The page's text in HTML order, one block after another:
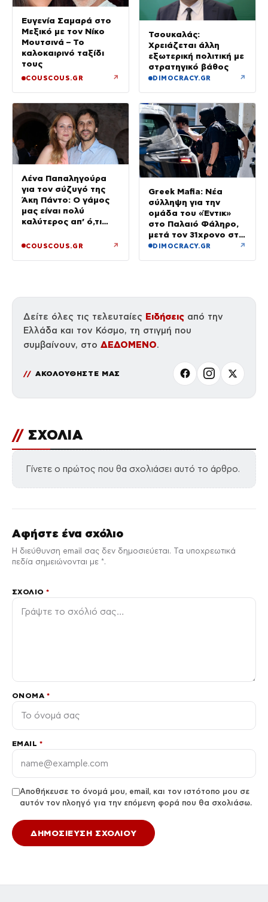
Ευγενία Σαμαρά στο
Μεξικό με τον Νίκο
Μουτσινά – Το
καλοκαιρινό ταξίδι
τους
COUSCOUS.GR ↗
Τσουκαλάς:
Χρειάζεται άλλη
εξωτερική πολιτική με
στρατηγικό βάθος
DIMOCRACY.GR ↗
Λένα Παπαληγούρα
για τον σύζυγό της
Άκη Πάντο: Ο γάμος
μας είναι πολύ
καλύτερος απ’ ό,τι
COUSCOUS.GR ↗
Greek Mafia: Νέα
σύλληψη για την
ομάδα του «Έντικ»
στο Παλαιό Φάληρο,
μετά τον 31χρονο στη
Γερμανία
DIMOCRACY.GR ↗
Δείτε όλες τις τελευταίες Ειδήσεις από την
Ελλάδα και τον Κόσμο, τη στιγμή που
συμβαίνουν, στο ΔΕΔΟΜΕΝΟ.
ΑΚΟΛΟΥΘΗΣΤΕ ΜΑΣ
// ΣΧΟΛΙΑ
Γίνετε ο πρώτος που θα σχολιάσει αυτό το άρθρο.
Αφήστε ένα σχόλιο
Η διεύθυνση email σας δεν δημοσιεύεται. Τα υποχρεωτικά
πεδία σημειώνονται με *.
ΣΧΌΛΙΟ*
ΌΝΟΜΑ *
EMAIL *
Αποθήκευσε το όνομά μου, email, και τον ιστότοπο μου σε
αυτόν τον πλοηγό για την επόμενη φορά που θα σχολιάσω.